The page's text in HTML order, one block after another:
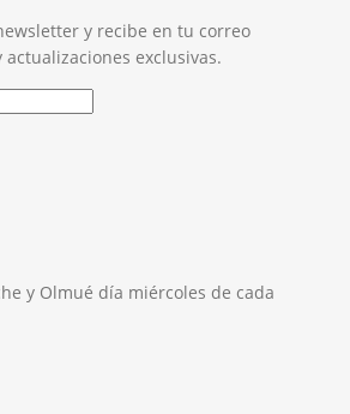
y recibe en tu correo
exclusivas.
y Olmué día miércoles de cada